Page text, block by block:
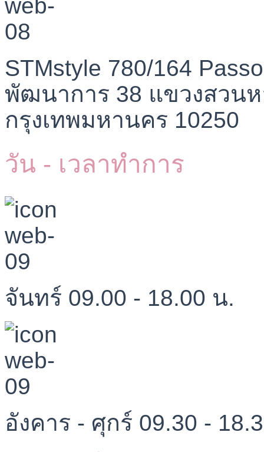
STMstyle 780/164
พัฒนาการ 38 แขวงสวน
กรุงเทพมหานคร 10250
วัน - เวลาทำการ
จันทร์ 09.00 - 18.00 น.
อังคาร - ศุกร์ 09.30 -